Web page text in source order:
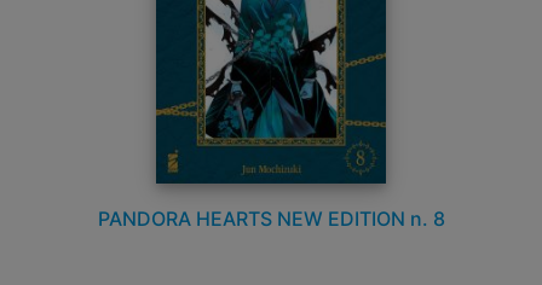
PANDORA HEARTS NEW EDITION n. 8